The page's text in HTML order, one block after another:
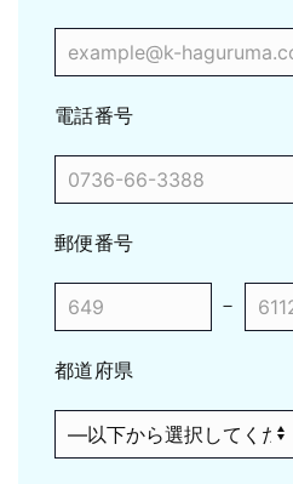
電話番号
郵便番号
－
都道府県